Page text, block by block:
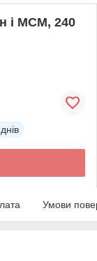
і МСМ, 240
Умови